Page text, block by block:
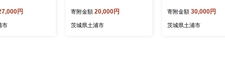
円
市
寄附金額 20,000円
茨城県土浦市
寄附金額 30,000円
茨城県土浦市